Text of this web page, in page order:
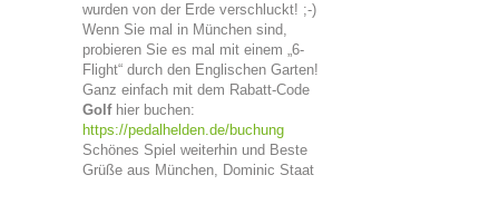
wurden von der Erde verschluckt! ;-)
Wenn Sie mal in München sind,
probieren Sie es mal mit einem „6-
Flight“ durch den Englischen Garten!
Ganz einfach mit dem Rabatt-Code
Golfhier buchen:
https://pedalhelden.de/buchung
Schönes Spiel weiterhin und Beste
Grüße aus München, Dominic Staat